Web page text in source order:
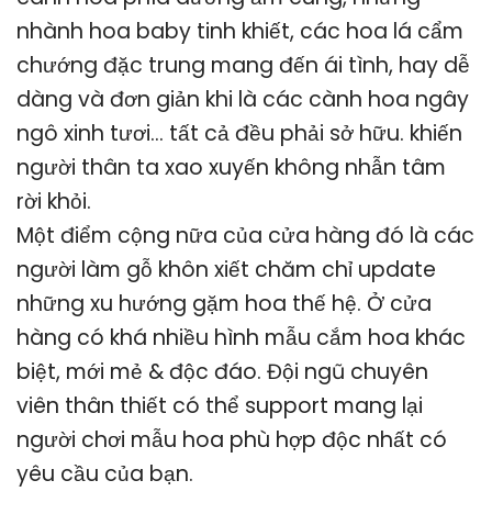
nhành hoa baby tinh khiết, các hoa lá cẩm
chướng đặc trung mang đến ái tình, hay dễ
dàng và đơn giản khi là các cành hoa ngây
ngô xinh tươi… tất cả đều phải sở hữu. khiến
người thân ta xao xuyến không nhẫn tâm
rời khỏi.
Một điểm cộng nữa của cửa hàng đó là các
người làm gỗ khôn xiết chăm chỉ update
những xu hướng gặm hoa thế hệ. Ở cửa
hàng có khá nhiều hình mẫu cắm hoa khác
biệt, mới mẻ & độc đáo. Đội ngũ chuyên
viên thân thiết có thể support mang lại
người chơi mẫu hoa phù hợp độc nhất có
yêu cầu của bạn.